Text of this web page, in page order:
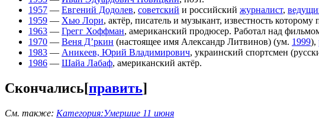
1957 — Евгений Додолев, советский и российский журналист,
1959 — Хью Лори, актёр, писатель и музыкант, известность
1963 — Грегг Хоффман, американский продюсер. Работал над
1970 — Веня Д’ркин (настоящее имя Александр Литвинов) (ум. 1999),
1983 — Аникеев, Юрий Владимирович, украинский спортсмен
1986 — Шайа Лабаф, американский актёр.
Скончались[править]
См. также: Категория:Умершие 11 июня